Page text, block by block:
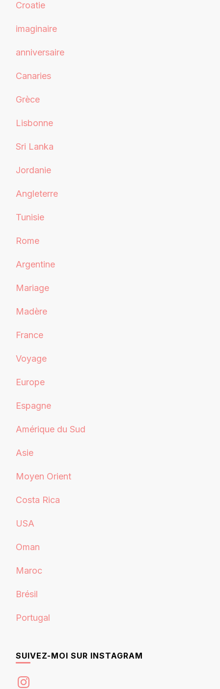
Croatie
imaginaire
anniversaire
Canaries
Grèce
Lisbonne
Sri Lanka
Jordanie
Angleterre
Tunisie
Rome
Argentine
Mariage
Madère
France
Voyage
Europe
Espagne
Amérique du Sud
Asie
Moyen Orient
Costa Rica
USA
Oman
Maroc
Brésil
Portugal
SUIVEZ-MOI SUR INSTAGRAM
Instagram